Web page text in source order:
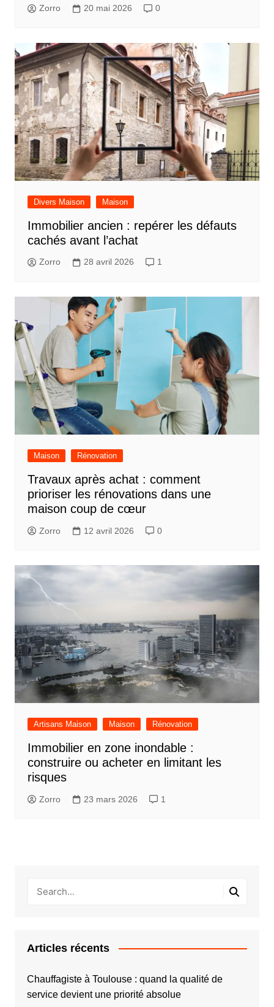
Zorro 20 mai 2026 0
Divers Maison Maison
Immobilier ancien : repérer les défauts
cachés avant l’achat
Zorro 28 avril 2026 1
Maison Rénovation
Travaux après achat : comment
prioriser les rénovations dans une
maison coup de cœur
Zorro 12 avril 2026 0
Artisans Maison Maison Rénovation
Immobilier en zone inondable :
construire ou acheter en limitant les
risques
Zorro 23 mars 2026 1
Articles récents
Chauffagiste à Toulouse : quand la qualité de
service devient une priorité absolue